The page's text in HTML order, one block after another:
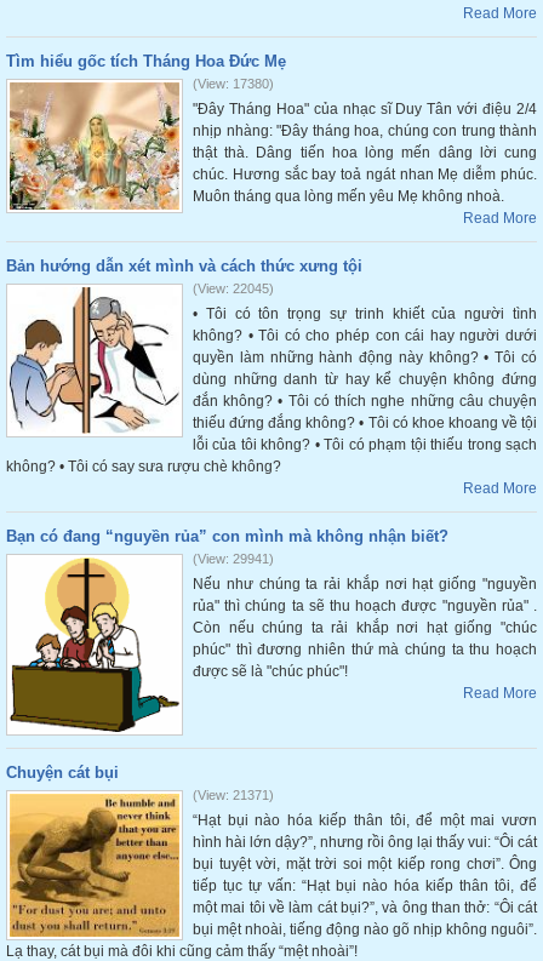
Read More
Tìm hiểu gốc tích Tháng Hoa Đức Mẹ
(View: 17380)
"Đây Tháng Hoa" của nhạc sĩ Duy Tân với điệu 2/4
nhịp nhàng: "Đây tháng hoa, chúng con trung thành
thật thà. Dâng tiến hoa lòng mến dâng lời cung
chúc. Hương sắc bay toả ngát nhan Mẹ diễm phúc.
Muôn tháng qua lòng mến yêu Mẹ không nhoà.
Read More
Bản hướng dẫn xét mình và cách thức xưng tội
(View: 22045)
• Tôi có tôn trọng sự trinh khiết của người tình
không? • Tôi có cho phép con cái hay người dưới
quyền làm những hành động này không? • Tôi có
dùng những danh từ hay kể chuyện không đứng
đắn không? • Tôi có thích nghe những câu chuyện
thiếu đứng đắng không? • Tôi có khoe khoang về tội
lỗi của tôi không? • Tôi có phạm tội thiếu trong sạch
không? • Tôi có say sưa rượu chè không?
Read More
Bạn có đang “nguyền rủa” con mình mà không nhận biết?
(View: 29941)
Nếu như chúng ta rải khắp nơi hạt giống "nguyền
rủa" thì chúng ta sẽ thu hoạch được "nguyền rủa" .
Còn nếu chúng ta rải khắp nơi hạt giống "chúc
phúc" thì đương nhiên thứ mà chúng ta thu hoạch
được sẽ là "chúc phúc"!
Read More
Chuyện cát bụi
(View: 21371)
“Hạt bụi nào hóa kiếp thân tôi, để một mai vươn
hình hài lớn dậy?”, nhưng rồi ông lại thấy vui: “Ôi cát
bụi tuyệt vời, mặt trời soi một kiếp rong chơi”. Ông
tiếp tục tự vấn: “Hạt bụi nào hóa kiếp thân tôi, để
một mai tôi về làm cát bụi?”, và ông than thở: “Ôi cát
bụi mệt nhoài, tiếng động nào gõ nhịp không nguôi”.
Lạ thay, cát bụi mà đôi khi cũng cảm thấy “mệt nhoài”!